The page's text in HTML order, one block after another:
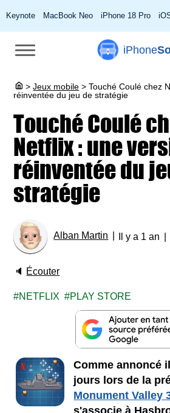
Keynote MacBook Neo iPhone 18 Pro
iPhone
> Jeux mobile > Touché Coulé chez
réinventée du jeu de stratégie
Touché Coulé
Netflix : une
réinventée du
stratégie
Alban Martin Il y a 1 an
🔈 Écouter
NETFLIX PLAY STORE
Comme annoncé
jours lors de la
Monument Valley
s'associe à